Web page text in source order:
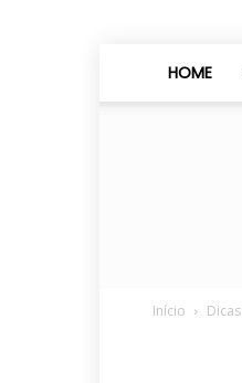
HOME
Início Dicas